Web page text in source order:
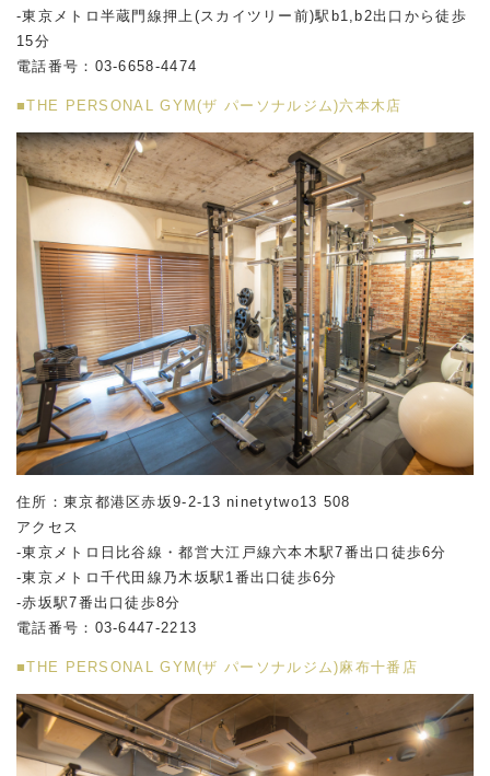
-東京メトロ半蔵門線押上(スカイツリー前)駅b1,b2出口から徒歩
15分
電話番号：03-6658-4474
■THE PERSONAL GYM(ザ パーソナルジム)六本木店
住所：東京都港区赤坂9-2-13 ninetytwo13 508
アクセス
-東京メトロ日比谷線・都営大江戸線六本木駅7番出口徒歩6分
-東京メトロ千代田線乃木坂駅 1番出口徒歩6分
-赤坂駅7番出口徒歩8分
電話番号： 03-6447-2213
■THE PERSONAL GYM(ザ パーソナルジム)麻布十番店